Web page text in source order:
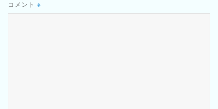
コメント ※